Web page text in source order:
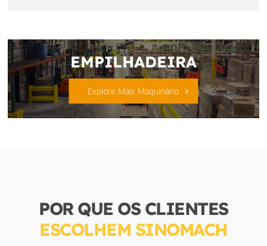
EMPILHADEIRA
Explore Mais Maquinário
POR QUE OS CLIENTES
ESCOLHEM SINOMACH